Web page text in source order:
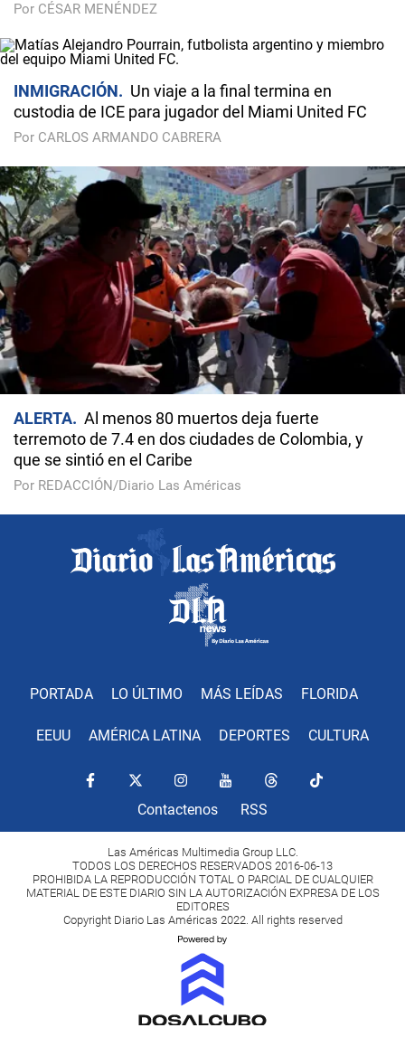
Por CÉSAR MENÉNDEZ
INMIGRACIÓN
Un viaje a la final termina en
custodia de ICE para jugador del Miami United FC
Por CARLOS ARMANDO CABRERA
ALERTA
Al menos 80 muertos deja fuerte
terremoto de 7.4 en dos ciudades de Colombia, y
que se sintió en el Caribe
Por REDACCIÓN/Diario Las Américas
PORTADA LO ÚLTIMO MÁS LEÍDAS FLORIDA
EEUU AMÉRICA LATINA DEPORTES CULTURA
Contactenos RSS
Las Américas Multimedia Group LLC.
TODOS LOS DERECHOS RESERVADOS 2016-06-13
PROHIBIDA LA REPRODUCCIÓN TOTAL O PARCIAL DE CUALQUIER
MATERIAL DE ESTE DIARIO SIN LA AUTORIZACIÓN EXPRESA DE LOS
EDITORES
Copyright Diario Las Américas 2022. All rights reserved